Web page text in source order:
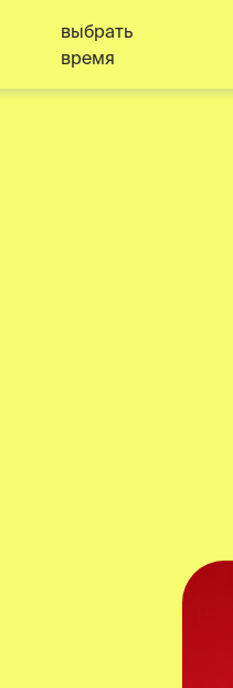
выбрать
время